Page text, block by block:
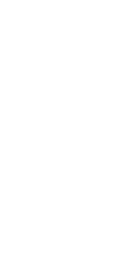
: Au
•
100%
et
vie
et